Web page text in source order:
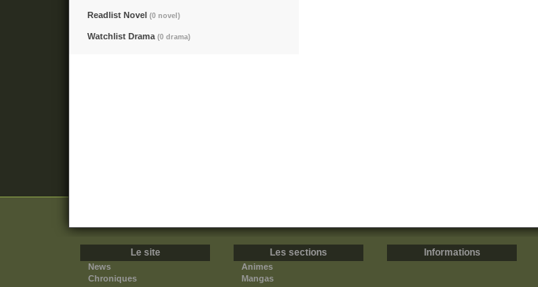
Readlist Novel (0 novel)
Watchlist Drama (0 drama)
Le site
News
Chroniques
Les sections
Animes
Mangas
Informations